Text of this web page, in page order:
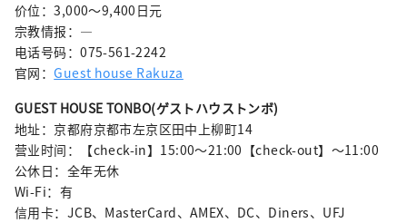
价位：3,000～9,400日元
宗教情报：—
电话号码：075-561-2242
官网：Guest house Rakuza
GUEST HOUSE TONBO(ゲストハウストンボ)
地址：京都府京都市左京区田中上柳町14
营业时间：【check-in】15:00〜21:00【check-out】〜11:00
公休日：全年无休
Wi-Fi：有
信用卡：JCB、MasterCard、AMEX、DC、Diners、UFJ